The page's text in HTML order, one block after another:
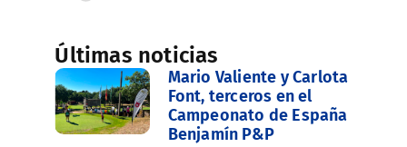
Últimas noticias
Mario Valiente y Carlota
Font, terceros en el
Campeonato de España
Benjamín P&P